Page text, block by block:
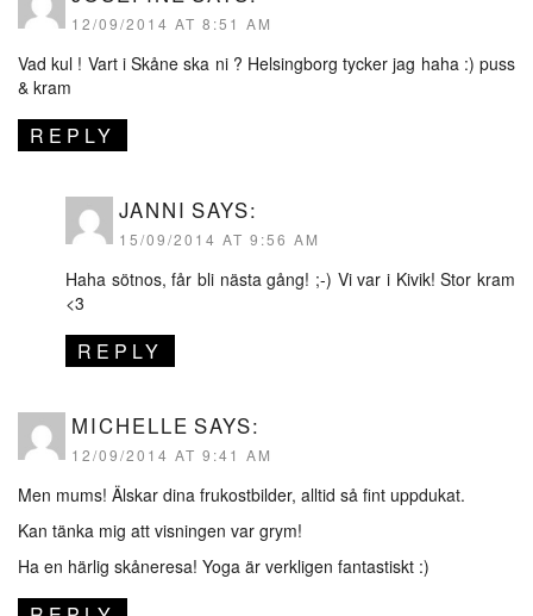
12/09/2014 AT 8:51 AM
Vad kul ! Vart i Skåne ska ni ? Helsingborg tycker jag haha :) puss
& kram
REPLY
JANNI SAYS:
15/09/2014 AT 9:56 AM
Haha sötnos, får bli nästa gång! ;-) Vi var i Kivik! Stor kram
<3
REPLY
MICHELLE SAYS:
12/09/2014 AT 9:41 AM
Men mums! Älskar dina frukostbilder, alltid så fint uppdukat.
Kan tänka mig att visningen var grym!
Ha en härlig skåneresa! Yoga är verkligen fantastiskt :)